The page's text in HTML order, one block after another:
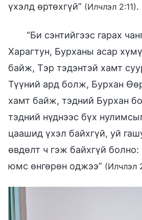
үхэлд өртөхгүй” (Илчлэл 2:11).
“Би сэнтийгээс гарах
Харагтун, Бурханы асар
байж, Тэр тэдэнтэй хамт
Түүний ард болж, Бурхан
хамт байж, тэдний Бурхан
тэдний нүднээс бүх
цаашид үхэл байхгүй, уй
өвдөлт ч гэж байхгүй
юмс өнгөрөн оджээ” (Илчлэл